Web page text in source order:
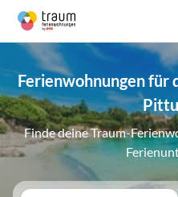
Ferienwohnungen für
Finde deine Traum-